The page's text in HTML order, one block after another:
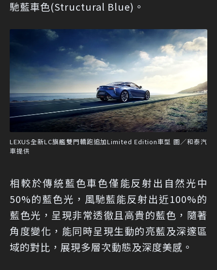
馳藍車色(Structural Blue)。
LEXUS全新LC旗艦雙門轎跑追加Limited Edition車型 圖／和泰汽
車提供
相較於傳統藍色車色僅能反射出自然光中
50%的藍色光，風馳藍能反射出近100%的
藍色光，呈現非常透徹且高貴的藍色，隨著
角度變化，能同時呈現生動的亮藍及深邃區
域的對比，展現多層次動態及深度美感。